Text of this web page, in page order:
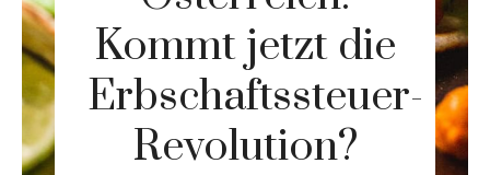
Kommt jetzt die
Erbschaftssteuer-
Revolution?